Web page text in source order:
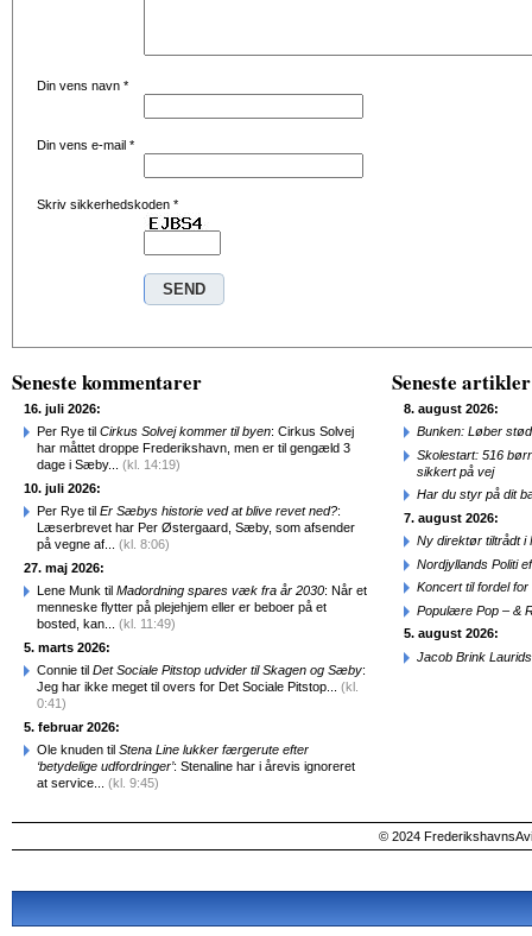
Din vens navn *
Din vens e-mail *
Skriv sikkerhedskoden *
Seneste kommentarer
16. juli 2026:
Per Rye til Cirkus Solvej kommer til byen: Cirkus Solvej
har måttet droppe Frederikshavn, men er til gengæld 3
dage i Sæby... (kl. 14:19)
10. juli 2026:
Per Rye til Er Sæbys historie ved at blive revet ned?:
Læserbrevet har Per Østergaard, Sæby, som afsender
på vegne af... (kl. 8:06)
27. maj 2026:
Lene Munk til Madordning spares væk fra år 2030: Når et
menneske flytter på plejehjem eller er beboer på et
bosted, kan... (kl. 11:49)
5. marts 2026:
Connie til Det Sociale Pitstop udvider til Skagen og Sæby:
Jeg har ikke meget til overs for Det Sociale Pitstop... (kl.
0:41)
5. februar 2026:
Ole knuden til Stena Line lukker færgerute efter
‘betydelige udfordringer’: Stenaline har i årevis ignoreret
at service... (kl. 9:45)
Seneste artikler
8. august 2026:
Bunken: Løber
Skolestart: 516
sikkert på vej
Har du styr på dit
7. august 2026:
Ny direktør tiltrådt i
Nordjyllands Politi
Koncert til fordel
Populære Pop – &
5. august 2026:
Jacob Brink
© 2024